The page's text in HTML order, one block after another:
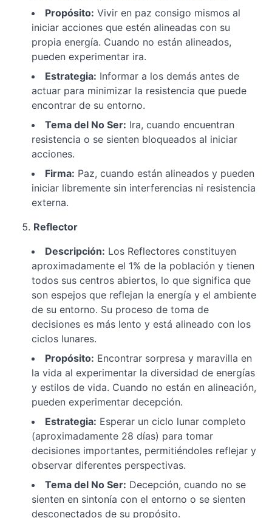
Propósito: Vivir en paz consigo mismos al
iniciar acciones que estén alineadas con su
propia energía. Cuando no están alineados,
pueden experimentar ira.
Estrategia: Informar a los demás antes de
actuar para minimizar la resistencia que puede
encontrar de su entorno.
Tema del No Ser: Ira, cuando encuentran
resistencia o se sienten bloqueados al iniciar
acciones.
Firma: Paz, cuando están alineados y pueden
iniciar libremente sin interferencias ni resistencia
externa.
Reflector
Descripción: Los Reflectores constituyen
aproximadamente el 1% de la población y tienen
todos sus centros abiertos, lo que significa que
son espejos que reflejan la energía y el ambiente
de su entorno. Su proceso de toma de
decisiones es más lento y está alineado con los
ciclos lunares.
Propósito: Encontrar sorpresa y maravilla en
la vida al experimentar la diversidad de energías
y estilos de vida. Cuando no están en alineación,
pueden experimentar decepción.
Estrategia: Esperar un ciclo lunar completo
(aproximadamente 28 días) para tomar
decisiones importantes, permitiéndoles reflejar y
observar diferentes perspectivas.
Tema del No Ser: Decepción, cuando no se
sienten en sintonía con el entorno o se sienten
desconectados de su propósito.